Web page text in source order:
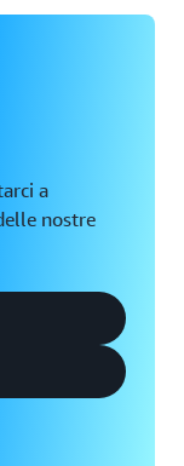
a
nostre